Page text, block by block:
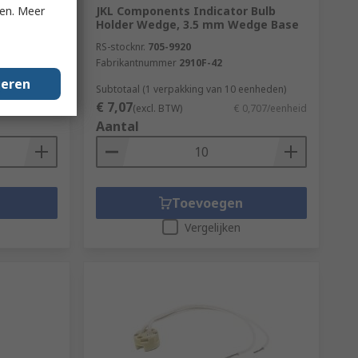
doos)
JKL Components Indicator Bulb
Holder Wedge, 3.5 mm Wedge Base
RS-stocknr. 705-9920
Fabrikantnummer 2910F-42
Subtotaal (1 verpakking van 10 eenheden)
€ 7,07(excl. BTW) € 0,707/eenheid
Aantal
Toevoegen
Vergelijken
Meer